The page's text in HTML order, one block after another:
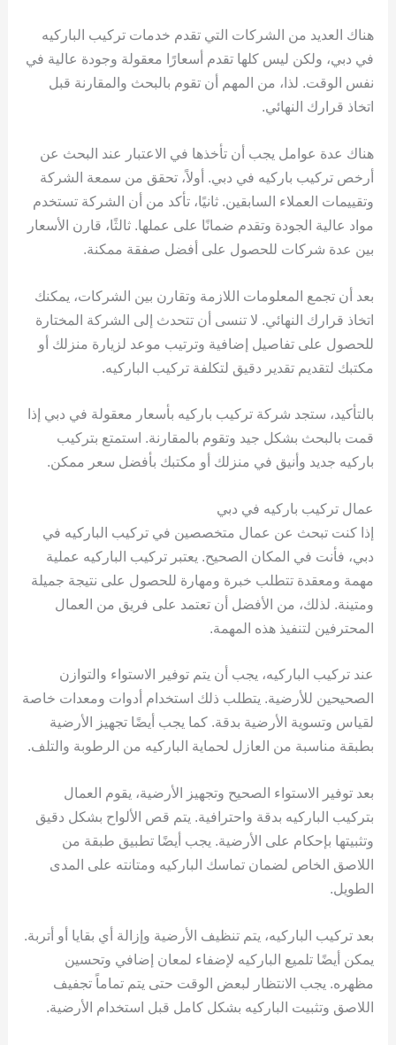
هناك العديد من الشركات التي تقدم خدمات تركيب الباركيه
في دبي، ولكن ليس كلها تقدم أسعارًا معقولة وجودة عالية في
نفس الوقت. لذا، من المهم أن تقوم بالبحث والمقارنة قبل
اتخاذ قرارك النهائي.
هناك عدة عوامل يجب أن تأخذها في الاعتبار عند البحث عن
أرخص تركيب باركيه في دبي. أولاً، تحقق من سمعة الشركة
وتقييمات العملاء السابقين. ثانيًا، تأكد من أن الشركة تستخدم
مواد عالية الجودة وتقدم ضمانًا على عملها. ثالثًا، قارن الأسعار
بين عدة شركات للحصول على أفضل صفقة ممكنة.
بعد أن تجمع المعلومات اللازمة وتقارن بين الشركات، يمكنك
اتخاذ قرارك النهائي. لا تنسى أن تتحدث إلى الشركة المختارة
للحصول على تفاصيل إضافية وترتيب موعد لزيارة منزلك أو
مكتبك لتقديم تقدير دقيق لتكلفة تركيب الباركيه.
بالتأكيد، ستجد شركة تركيب باركيه بأسعار معقولة في دبي إذا
قمت بالبحث بشكل جيد وتقوم بالمقارنة. استمتع بتركيب
باركيه جديد وأنيق في منزلك أو مكتبك بأفضل سعر ممكن.
عمال تركيب باركيه في دبي
إذا كنت تبحث عن عمال متخصصين في تركيب الباركيه في
دبي، فأنت في المكان الصحيح. يعتبر تركيب الباركيه عملية
مهمة ومعقدة تتطلب خبرة ومهارة للحصول على نتيجة جميلة
ومتينة. لذلك، من الأفضل أن تعتمد على فريق من العمال
المحترفين لتنفيذ هذه المهمة.
عند تركيب الباركيه، يجب أن يتم توفير الاستواء والتوازن
الصحيحين للأرضية. يتطلب ذلك استخدام أدوات ومعدات خاصة
لقياس وتسوية الأرضية بدقة. كما يجب أيضًا تجهيز الأرضية
بطبقة مناسبة من العازل لحماية الباركيه من الرطوبة والتلف.
بعد توفير الاستواء الصحيح وتجهيز الأرضية، يقوم العمال
بتركيب الباركيه بدقة واحترافية. يتم قص الألواح بشكل دقيق
وتثبيتها بإحكام على الأرضية. يجب أيضًا تطبيق طبقة من
اللاصق الخاص لضمان تماسك الباركيه ومتانته على المدى
الطويل.
بعد تركيب الباركيه، يتم تنظيف الأرضية وإزالة أي بقايا أو أتربة.
يمكن أيضًا تلميع الباركيه لإضفاء لمعان إضافي وتحسين
مظهره. يجب الانتظار لبعض الوقت حتى يتم تماماً تجفيف
اللاصق وتثبيت الباركيه بشكل كامل قبل استخدام الأرضية.